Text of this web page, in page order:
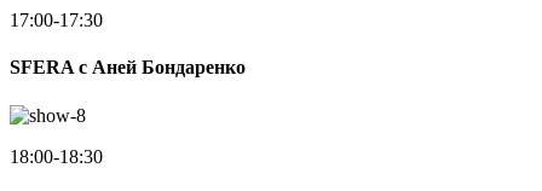
17:00-17:30
SFERA с Аней Бондаренко
18:00-18:30